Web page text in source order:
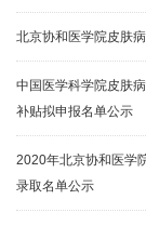
北京协和医学院皮肤
中国医学科学院皮肤
补贴拟申报名单公示
2020年北京协和医学
录取名单公示